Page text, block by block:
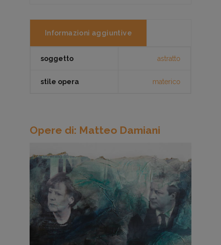
Informazioni aggiuntive
soggetto astratto
stile opera materico
Opere di: Matteo Damiani